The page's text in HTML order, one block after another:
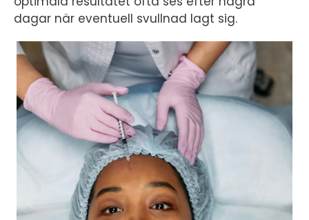
dagar när eventuell svullnad lagt sig.